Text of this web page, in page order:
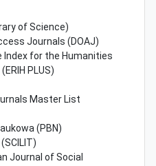
of Science)
Journals (DOAJ)
Index for the Humanities
PLUS)
Master List
(PBN)
Journal of Social